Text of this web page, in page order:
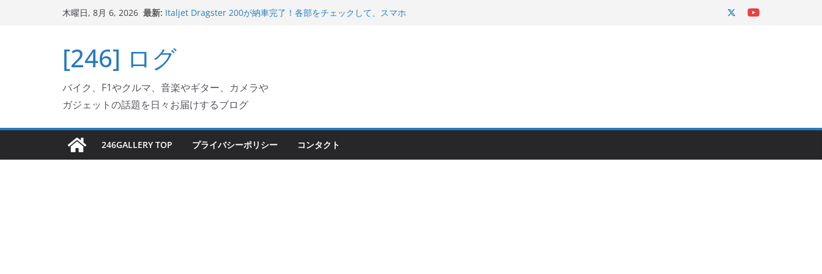
キ
プ
木曜日, 8月 6, 2026 最新: Italjet Dragster 200が納車完了！各部をチェックして、スマホ
Ken Block 逝去
岩手県奥州市へのふるさと納税で KGR HARMONY 南部鉄器エ
Italjet Dragster 200のフロントISSサスの動きが判ったらコーナ
リングが楽しくなった
[246] ログ
バイク、F1やクルマ、音楽やギター、カメラや
ガジェットの話題を日々お届けするブログ
246GALLERY TOP プライバシーポリシー コンタクト